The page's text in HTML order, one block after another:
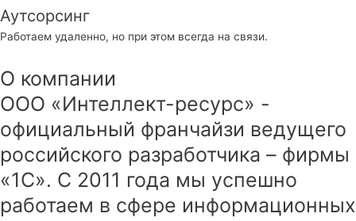
Аутсорсинг
Работаем удаленно, но при этом всегда на связи.
О компании
ООО «Интеллект-ресурс» -
официальный франчайзи ведущего
российского разработчика – фирмы
«1С». С 2011 года мы успешно
работаем в сфере информационных